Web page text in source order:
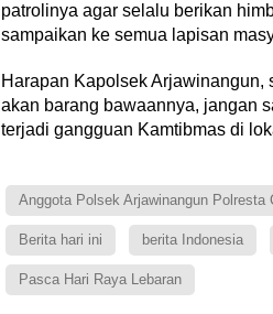
patrolinya agar selalu berikan
sampaikan ke semua lapisan
Harapan Kapolsek Arjawinangun,
akan barang bawaannya, jangan
terjadi gangguan Kamtibmas di
Anggota Polsek Arjawinangun
Berita hari ini berita Indonesia
Pasca Hari Raya Lebaran